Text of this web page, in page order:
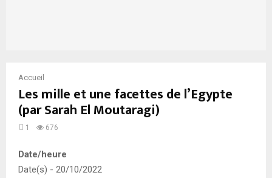
Accueil
Les mille et une facettes de l’Egypte
(par Sarah El Moutaragi)
1 676
Date/heure
Date(s) - 20/10/2022